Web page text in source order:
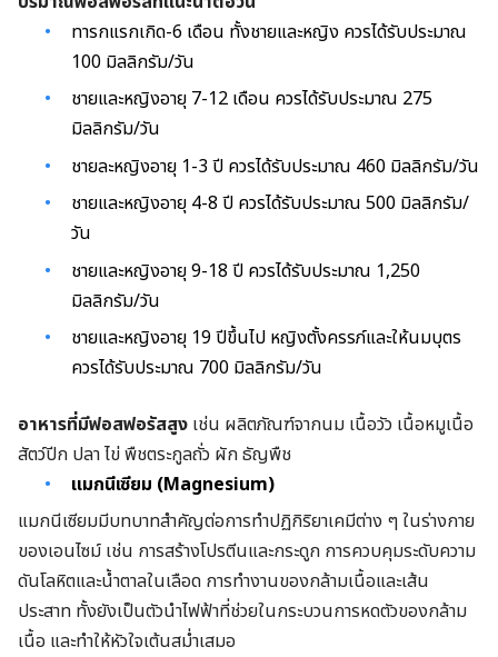
ทารกแรกเกิด-6 เดือน ทั้งชายและหญิง ควรได้รับประมาณ
100 มิลลิกรัม/วัน
ชายและหญิงอายุ 7-12 เดือน ควรได้รับประมาณ 275
มิลลิกรัม/วัน
ชายละหญิงอายุ 1-3 ปี ควรได้รับประมาณ 460 มิลลิกรัม/วัน
ชายและหญิงอายุ 4-8 ปี ควรได้รับประมาณ 500 มิลลิกรัม/
วัน
ชายและหญิงอายุ 9-18 ปี ควรได้รับประมาณ 1,250
มิลลิกรัม/วัน
ชายและหญิงอายุ 19 ปีขึ้นไป หญิงตั้งครรภ์และให้นมบุตร
ควรได้รับประมาณ 700 มิลลิกรัม/วัน
อาหารที่มีฟอสฟอรัสสูง เช่น ผลิตภัณฑ์จากนม เนื้อวัว เนื้อหมูเนื้อ
สัตว์ปีก ปลา ไข่ พืชตระกูลถั่ว ผัก ธัญพืช
แมกนีเซียม (Magnesium)
แมกนีเซียมมีบทบาทสำคัญต่อการทำปฏิกิริยาเคมีต่าง ๆ ในร่างกาย
ของเอนไซม์ เช่น การสร้างโปรตีนและกระดูก การควบคุมระดับความ
ดันโลหิตและน้ำตาลในเลือด การทำงานของกล้ามเนื้อและเส้น
ประสาท ทั้งยังเป็นตัวนำไฟฟ้าที่ช่วยในกระบวนการหดตัวของกล้าม
เนื้อ และทำให้หัวใจเต้นสม่ำเสมอ